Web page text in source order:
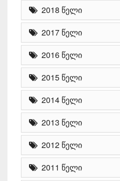
2018 წელი
2017 წელი
2016 წელი
2015 წელი
2014 წელი
2013 წელი
2012 წელი
2011 წელი